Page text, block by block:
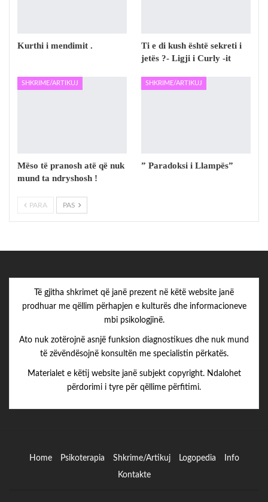
Kurthi i mendimit .
Ti e di kush është sekreti i
jetës ?- Ligji i Curly -it
SHKRIME/ARTIKUJ
Mëso të pranosh atë që nuk
mund ta ndryshosh !
SHKRIME/ARTIKUJ
” Paradoksi i Llampës”
PARA PAS
Të gjitha shkrimet që janë prezent në këtë website janë
prodhuar me qëllim përhapjen e kulturës dhe informacioneve
mbi psikologjinë.
Ato nuk zotërojnë asnjë funksion diagnostikues dhe nuk mund
të zëvëndësojnë konsultën me specialistin përkatës.
Materialet e këtij website janë subjekt copyright. Ndalohet
përdorimi i tyre për qëllime përfitimi.
Home Psikoterapia Shkrime/Artikuj Logopedia
Info
Kontakte